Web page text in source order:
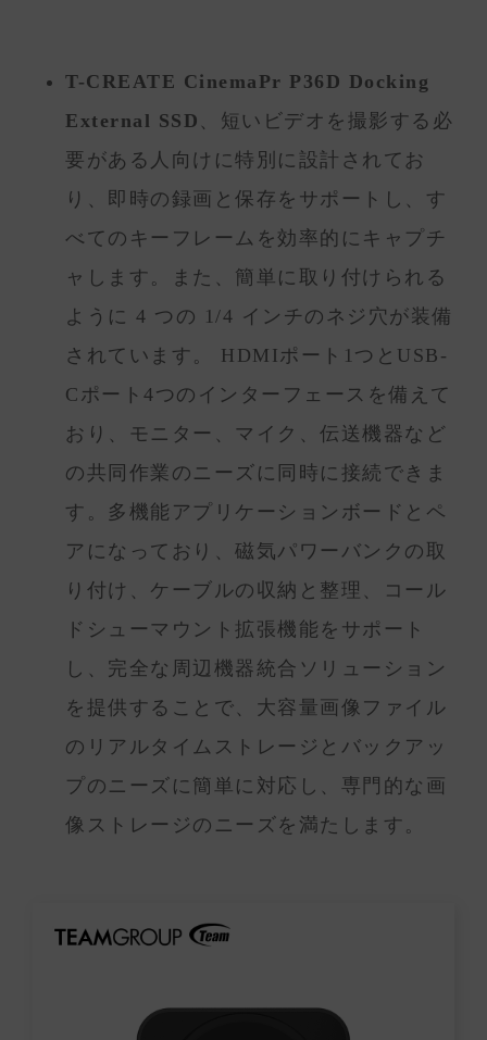
T-CREATE CinemaPr P36D Docking
External SSD 、短いビデオを撮影する必
要がある人向けに特別に設計されてお
り、即時の録画と保存をサポートし、す
べてのキーフレームを効率的にキャプチ
ャします。また、簡単に取り付けられる
ように 4 つの 1/4 インチのネジ穴が装備
されています。 HDMIポート1つとUSB-
Cポート4つのインターフェースを備えて
おり、モニター、マイク、伝送機器など
の共同作業のニーズに同時に接続できま
す。多機能アプリケーションボードとペ
アになっており、磁気パワーバンクの取
り付け、ケーブルの収納と整理、コール
ドシューマウント拡張機能をサポート
し、完全な周辺機器統合ソリューション
を提供することで、大容量画像ファイル
のリアルタイムストレージとバックアッ
プのニーズに簡単に対応し、専門的な画
像ストレージのニーズを満たします。